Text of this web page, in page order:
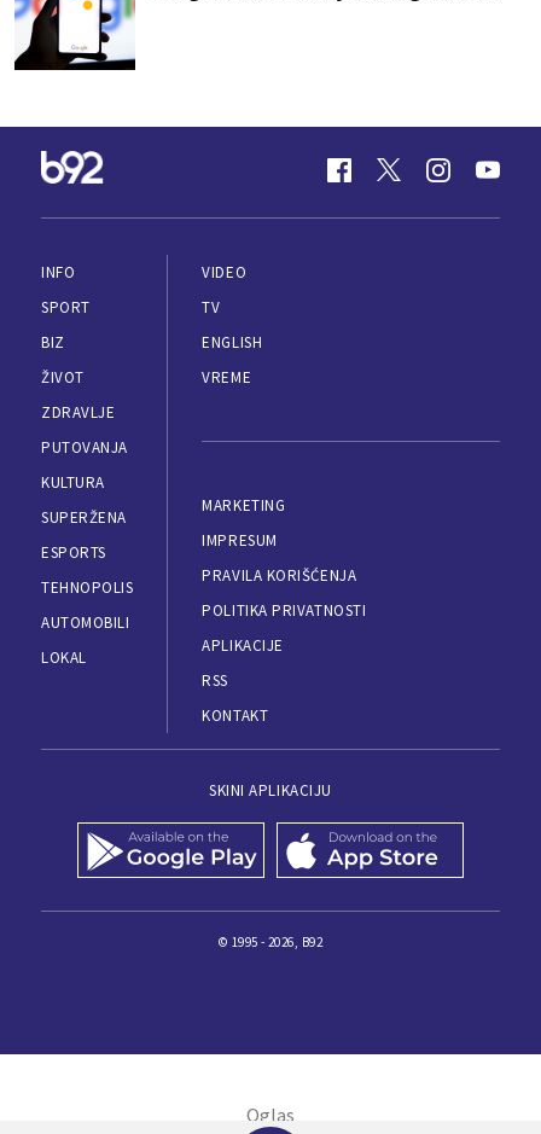
INFO
SPORT
BIZ
ŽIVOT
ZDRAVLJE
PUTOVANJA
KULTURA
SUPERŽENA
ESPORTS
TEHNOPOLIS
AUTOMOBILI
LOKAL
VIDEO
TV
ENGLISH
VREME
MARKETING
IMPRESUM
PRAVILA KORIŠĆENJA
POLITIKA PRIVATNOSTI
APLIKACIJE
RSS
KONTAKT
SKINI APLIKACIJU
© 1995 - 2026, B92